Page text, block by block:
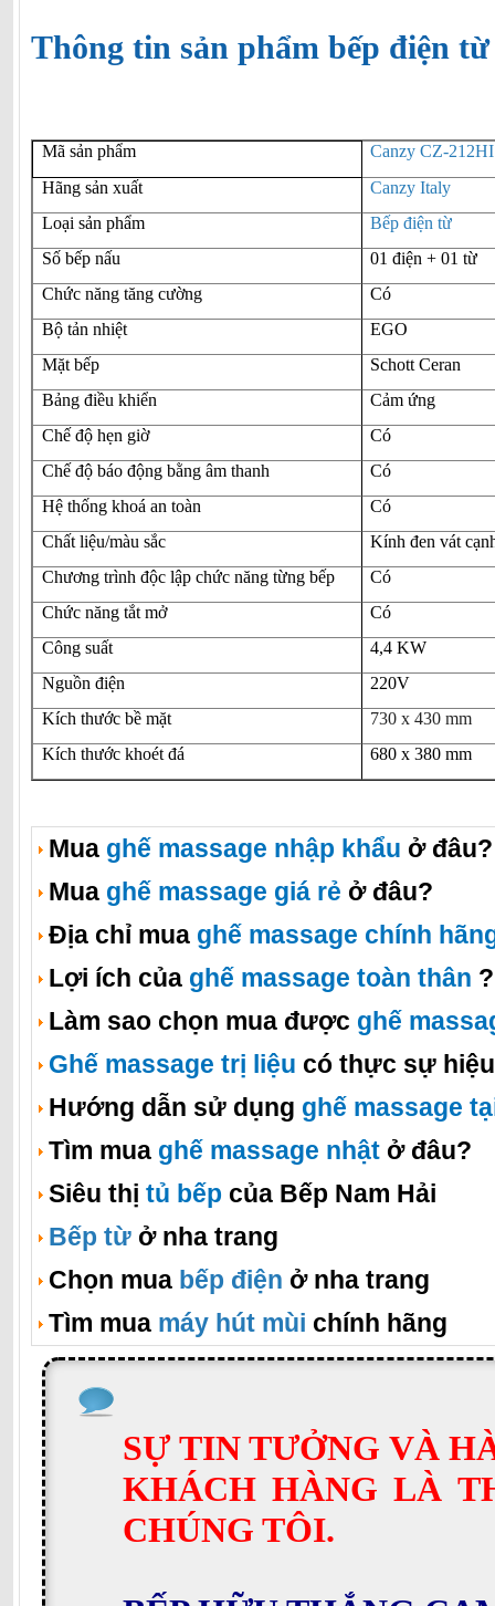
Thông tin sản phẩm bếp điện
Mã sản phẩm
Canzy CZ-212HI
Hãng sản xuất
Canzy Italy
Loại sản phẩm
Bếp điện từ
Số bếp nấu
01 điện + 01 từ
Chức năng tăng cường
Có
Bộ tản nhiệt
EGO
Mặt bếp
Schott Ceran
Bảng điều khiển
Cảm ứng
Chế độ hẹn giờ
Có
Chế độ báo động bằng âm thanh
Có
Hệ thống khoá an toàn
Có
Chất liệu/màu sắc
Kính đen vát
Chương trình độc lập chức năng từng bếp
Có
Chức năng tắt mở
Có
Công suất
4,4 KW
Nguồn điện
220V
Kích thước bề mặt
730 x 430 mm
Kích thước khoét đá
680 x 380 mm
Mua ghế massage nhập khẩu ở đâu?
Mua ghế massage giá rẻ ở đâu?
Địa chỉ mua ghế massage chính
Lợi ích của ghế massage toàn thân ?
Làm sao chọn mua được ghế
Ghế massage trị liệu có thực sự
Hướng dẫn sử dụng ghế massage
Tìm mua ghế massage nhật ở đâu?
Siêu thị tủ bếp của Bếp Nam Hải
Bếp từ ở nha trang
Chọn mua bếp điện ở nha trang
Tìm mua máy hút mùi chính hãng
SỰ TIN TƯỞNG VÀ
KHÁCH HÀNG LÀ
CHÚNG TÔI.